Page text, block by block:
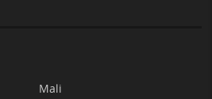
Mali